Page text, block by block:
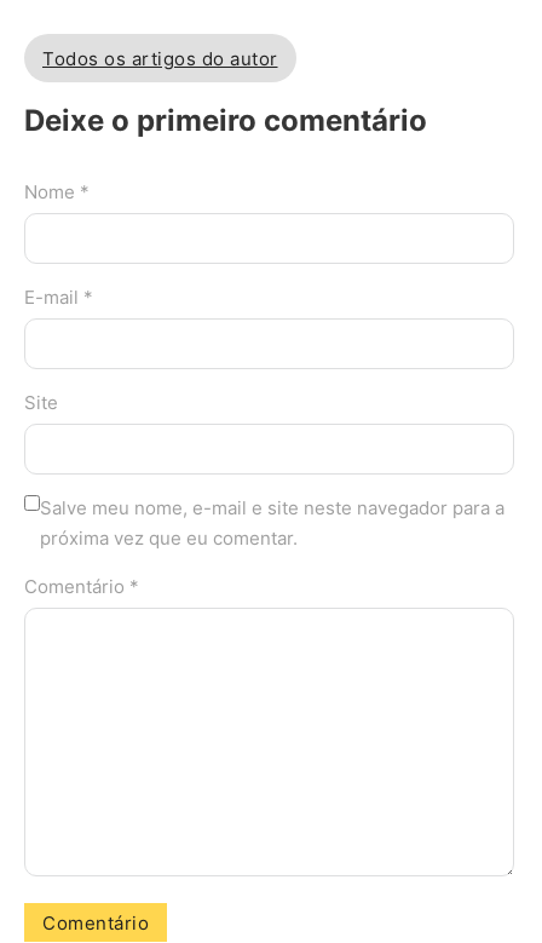
Todos os artigos do autor
Deixe o primeiro comentário
Nome *
E-mail *
Site
Salve meu nome, e-mail e site neste navegador para a
próxima vez que eu comentar.
Comentário *